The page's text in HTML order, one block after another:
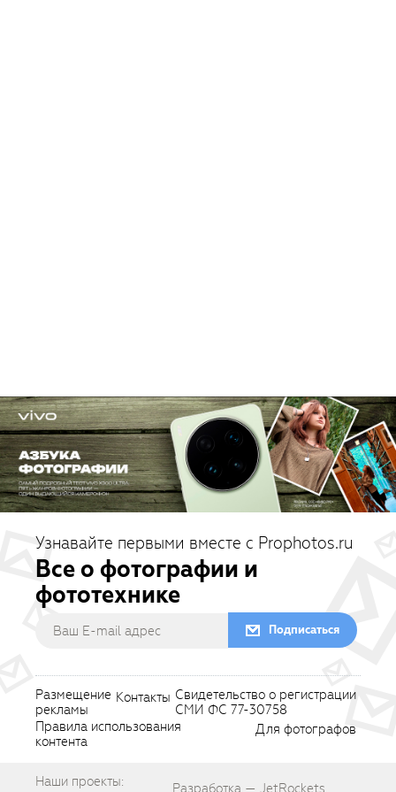
Узнавайте первыми вместе с Prophotos.ru
Все о фотографии и
фототехнике
Подписаться
Размещение
рекламы
Контакты Свидетельство о регистрации
СМИ ФС 77-30758
Правила использования
контента
Для фотографов
Наши проекты: Разработка — JetRockets